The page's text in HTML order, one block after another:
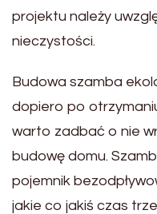
projektu należy
nieczystości.
Budowa szamba
dopiero po
warto zadbać o nie
budowę domu.
pojemnik
jakie co jakiś czas